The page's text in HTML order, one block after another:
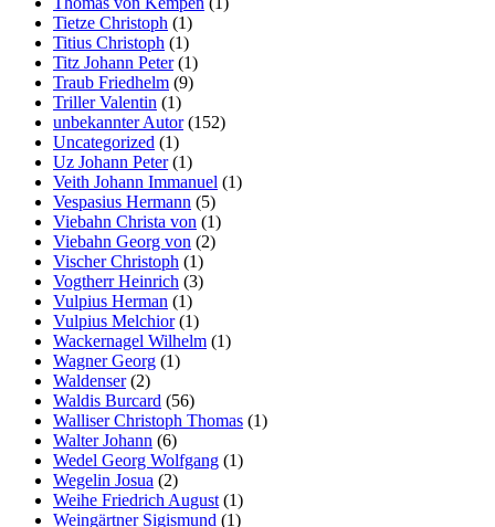
Tietze Christoph (1)
Titius Christoph (1)
Titz Johann Peter(1)
Traub Friedhelm (9)
Triller Valentin (1)
unbekannter Autor(152)
Uncategorized (1)
Uz Johann Peter(1)
Veith Johann Immanuel (1)
Vespasius Hermann (5)
Viebahn Christa von (1)
Viebahn Georg von (2)
Vischer Christoph (1)
Vogtherr Heinrich (3)
Vulpius Herman (1)
Vulpius Melchior(1)
Wackernagel Wilhelm (1)
Wagner Georg (1)
Waldenser(2)
Waldis Burcard (56)
Walliser Christoph Thomas (1)
Walter Johann (6)
Wedel Georg Wolfgang (1)
Wegelin Josua (2)
Weihe Friedrich August(1)
Weingärtner Sigismund (1)